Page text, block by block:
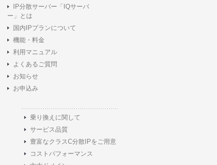
IP分散サーバー「IQサーバ
ー」とは
国内IPプランについて
機能・料金
利用マニュアル
よくあるご質問
お知らせ
お申込み
乗り換えに関して
サービス品質
豊富なクラスC分散IPをご用意
コストパフォーマンス